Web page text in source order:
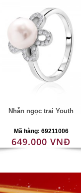
Nhẫn ngọc trai Youth
Mã hàng: 69211006
649.000 VNĐ